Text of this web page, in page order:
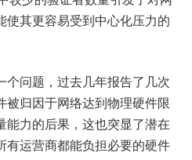
使其更容易受到中心化压力的
个问题，过去几年报告了几次
被归因于网络达到物理硬件限
能力的后果，这也突显了潜在
有运营商都能负担必要的硬件